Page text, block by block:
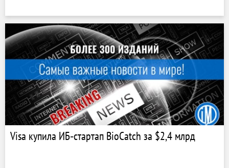
Visa купила ИБ‑стартап BioCatch за $2,4 млрд